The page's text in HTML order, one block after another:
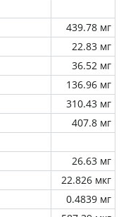
439.78 мг
22.83 мг
36.52 мг
136.96 мг
310.43 мг
407.8 мг
26.63 мг
22.826 мкг
0.4839 мг